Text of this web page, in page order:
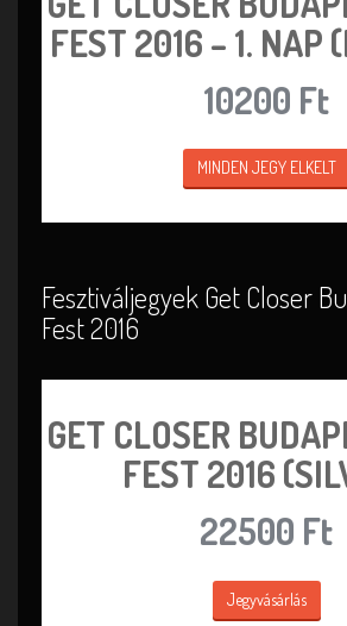
FEST 2016 – 1. NAP
10200 Ft
MINDEN JEGY ELKELT
Fesztiváljegyek Get Closer
Fest 2016
GET CLOSER
FEST 2016
22500 Ft
Jegyvásárlás